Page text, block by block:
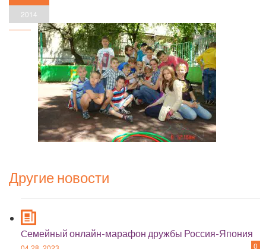
2014
Другие новости
Cемейный онлайн-марафон дружбы Россия-Япония
0